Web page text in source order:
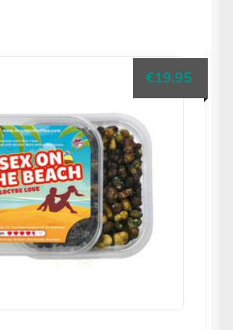
€19.95